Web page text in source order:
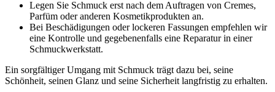
Legen Sie Schmuck erst nach dem Auftragen von Cremes,
Parfüm oder anderen Kosmetikprodukten an.
Bei Beschädigungen oder lockeren Fassungen empfehlen wir
eine Kontrolle und gegebenenfalls eine Reparatur in einer
Schmuckwerkstatt.
Ein sorgfältiger Umgang mit Schmuck trägt dazu bei, seine
Schönheit, seinen Glanz und seine Sicherheit langfristig zu erhalten.